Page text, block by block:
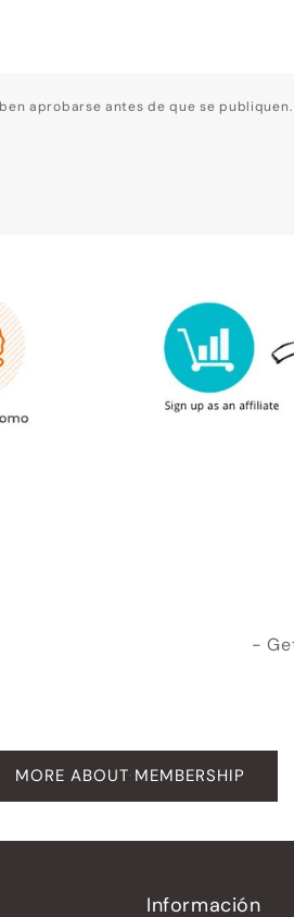
aprobarse antes de que se publiquen.
-
MORE ABOUT MEMBERSHIP
Información